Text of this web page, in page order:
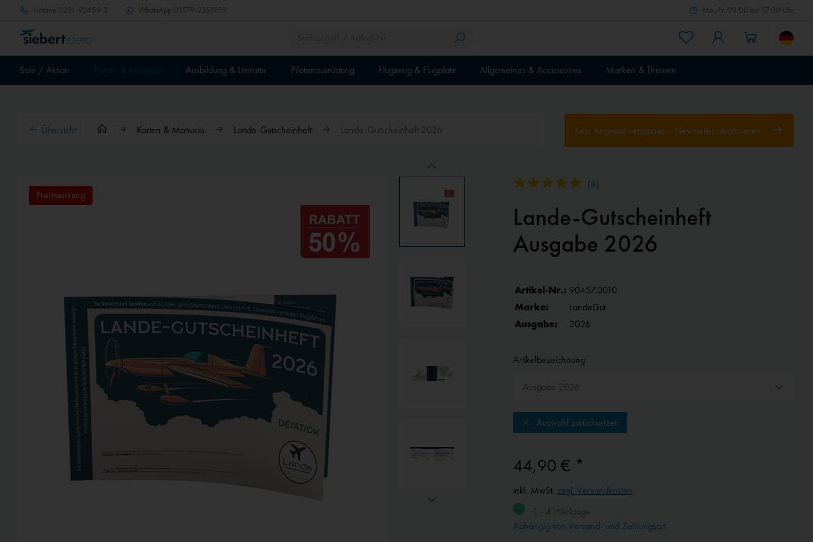
Hotline 0251-92459-3 WhatsApp 01579-2351959 Mo.-Fr. 09:00 bis 17:00 Uhr
Sale / Aktion Ausbildung & Literatur Pilotenausrüstung Flugzeug & Flugplatz Allgemeines & Accessoires Marken & Themen
Übersicht Karten & Manuals Lande-Gutscheinheft Lande-Gutscheinheft 2026 Kein Angebot verpassen - Newsletter abonnieren
Preissenkung Preissenkung
(8)
Lande-Gutscheinheft
Ausgabe 2026
Artikel-Nr.: 90457.0010
Marke:
LandeGut
Ausgabe:
2026
Artikelbezeichnung:
Auswahl zurücksetzen
44,90 € *
inkl. MwSt. zzgl. Versandkosten
Abhängig von Versand- und Zahlungsart